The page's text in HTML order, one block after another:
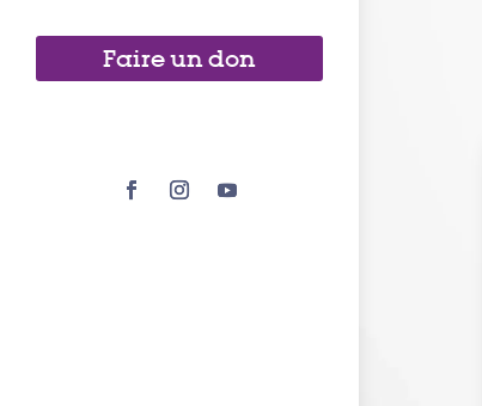
Faire un don